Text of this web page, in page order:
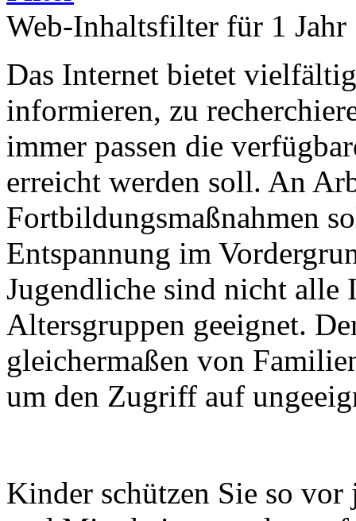
Web-Inhaltsfilter für 1 Jahr
Das Internet bietet
informieren, zu
immer passen die
erreicht werden soll. An
Fortbildungsmaßnahmen
Entspannung im
Jugendliche sind nicht
Altersgruppen geeignet.
gleichermaßen von
um den Zugriff auf
Kinder schützen Sie so